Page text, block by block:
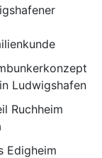
Ludwigshafen
Ruchheim
Edigheim